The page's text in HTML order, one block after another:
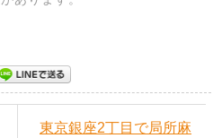
東京銀座2丁目で局所麻